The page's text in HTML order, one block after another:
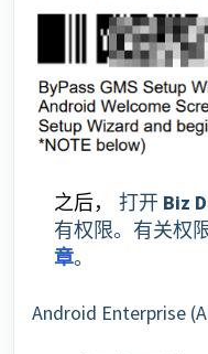
之后， 打开 Biz
有权限。有关权
章。
Android Enterprise